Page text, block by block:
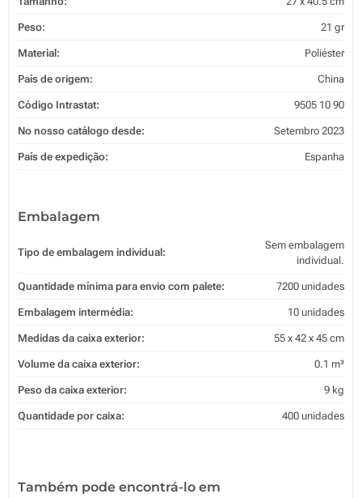
Peso: 21 gr
Material: Poliéster
País de origem: China
Código Intrastat: 9505 10 90
No nosso catálogo desde: Setembro 2023
País de expedição: Espanha
Embalagem
Tipo de embalagem individual:
Sem embalagem
individual.
Quantidade mínima para envio com palete: 7200 unidades
Embalagem intermédia: 10 unidades
Medidas da caixa exterior: 55 x 42 x 45 cm
Volume da caixa exterior: 0.1 m³
Peso da caixa exterior: 9 kg
Quantidade por caixa: 400 unidades
Também pode encontrá-lo em